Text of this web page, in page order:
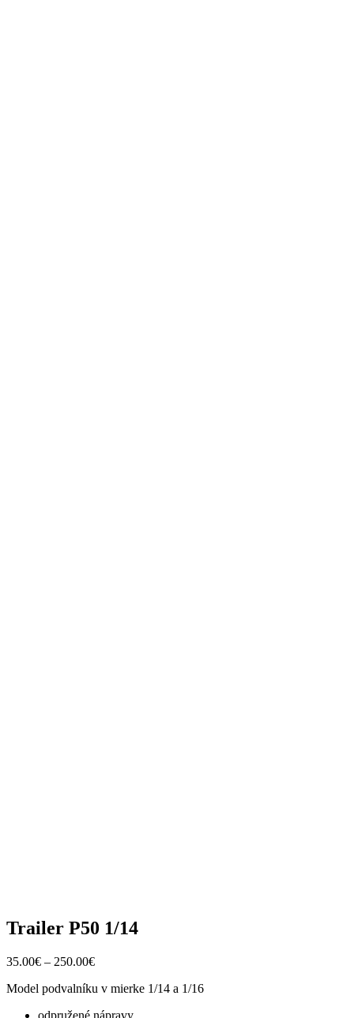
Trailer P50 1/14
35.00€ – 250.00€
Model podvalníku v mierke 1/14 a 1/16
odpružené nápravy